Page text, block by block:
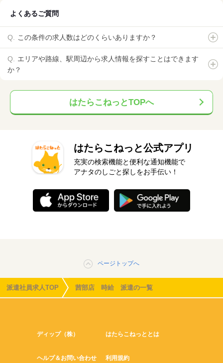
よくあるご質問
この条件の求人数はどのくらいありますか？
エリアや路線、駅周辺から求人情報を探すことはできます
か？
はたらこねっとTOPへ
はたらこねっと公式アプリ
充実の検索機能と便利な通知機能で
アナタのしごと探しをお手伝い！
ページトップへ
派遣社員求人TOP 茜部店 時給 派遣の一覧
ディップ（株） はたらこねっととは
ヘルプ＆お問い合わせ 利用規約